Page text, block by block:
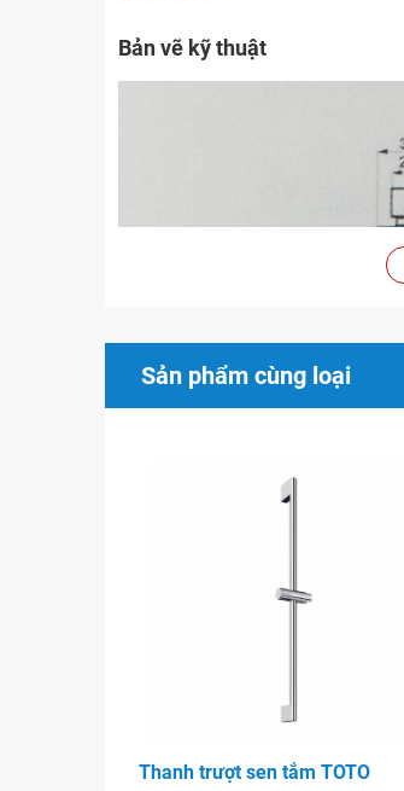
Bản vẽ kỹ thuật
Sản phẩm cùng loại
Thanh trượt sen tắm TOTO